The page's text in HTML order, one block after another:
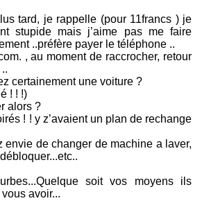
tard, je rappelle (pour 11francs ) je
stupide mais j’aime pas me faire
..préfère payer le téléphone ..
, au moment de raccrocher, retour
certainement une voiture ?
! ! !)
alors ?
! ! y z’avaient un plan de rechange
envie de changer de machine a laver,
soit vos moyens ils
avoir...